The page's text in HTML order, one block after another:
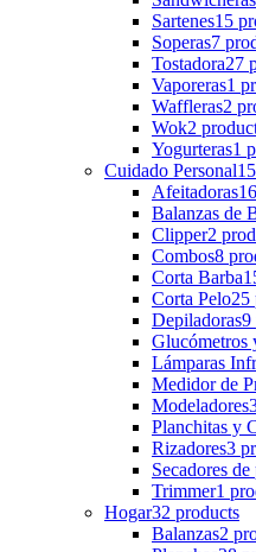
Sartenes15
Soperas7
Tostadora27
Vaporeras1
Waffleras2
Wok2
Yogurteras1
Cuidado Personal
Afeitadoras
Balanzas de
Clipper2
Combos8
Corta Barba
Corta Pelo25
Depiladoras9
Glucómetros
Lámparas
Medidor de
Modeladores
Planchitas y
Rizadores3
Secadores de
Trimmer1
Hogar32 products
Balanzas2